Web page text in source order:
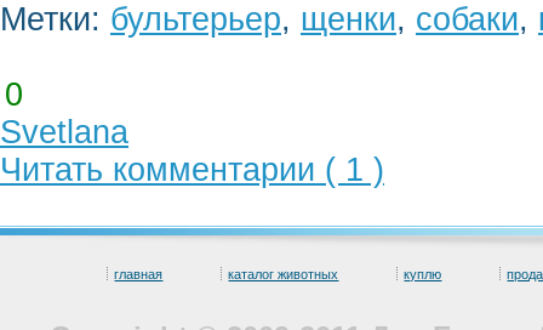
Метки: бультерьер, щенки, собаки,
0
Svetlana
Читать комментарии ( 1 )
главная каталог животных куплю